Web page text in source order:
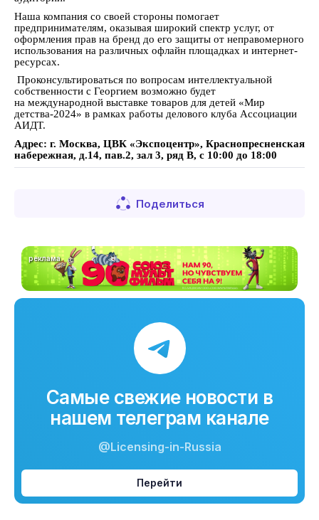
Наша компания со своей стороны помогает
предпринимателям, оказывая широкий спектр услуг, от
оформления прав на бренд до его защиты от неправомерного
использования на различных офлайн площадках и интернет-
ресурсах.
Проконсультироваться по вопросам интеллектуальной
собственности с Георгием возможно будет
на международной выставке товаров для детей «Мир
детства-2024» в рамках работы делового клуба Ассоциации
АИДТ.
Адрес: г. Москва, ЦВК «Экспоцентр», Краснопресненская
набережная, д.14, пав.2, зал 3, ряд В, с 10:00 до 18:00
Поделиться
реклама
Самые свежие новости в
нашем телеграм канале
@Licensing-in-Russia
Перейти